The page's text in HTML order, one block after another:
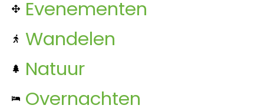
Evenementen
Wandelen
Natuur
Overnachten